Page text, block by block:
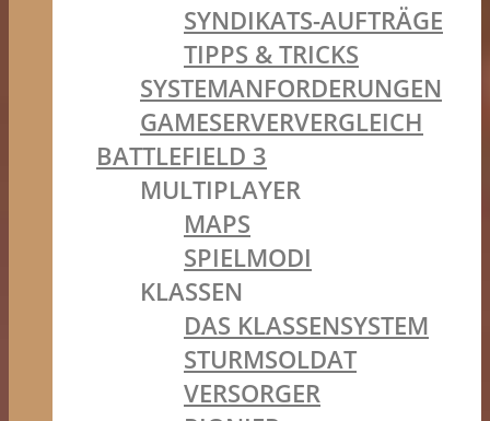
SYNDIKATS-AUFTRÄGE
TIPPS & TRICKS
SYSTEMANFORDERUNGEN
GAMESERVERVERGLEICH
BATTLEFIELD 3
MULTIPLAYER
MAPS
SPIELMODI
KLASSEN
DAS KLASSENSYSTEM
STURMSOLDAT
VERSORGER